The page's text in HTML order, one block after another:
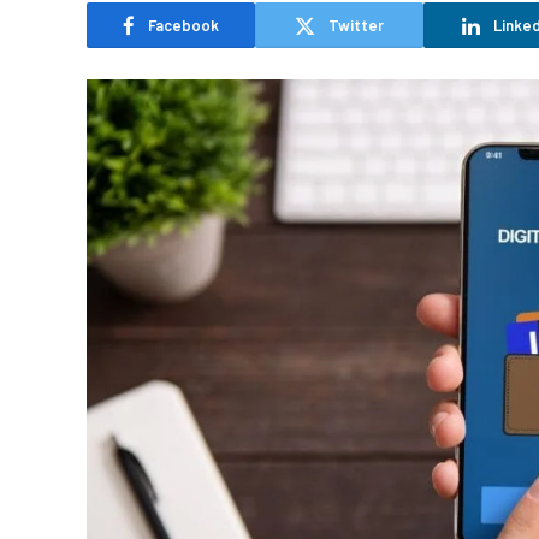
Facebook Twitter